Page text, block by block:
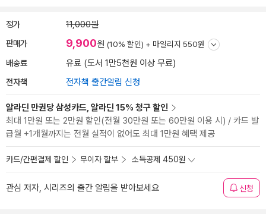
정가 11,000원
판매가 9,900원 (10% 할인) + 마일리지 550원
배송료 유료 (도서 1만5천원 이상 무료)
전자책 전자책 출간알림 신청
알라딘 만권당 삼성카드, 알라딘 15% 청구 할인
최대 1만원 또는 2만원 할인(전월 30만원 또는 60만원 이용 시) / 카드 발
급월 +1개월까지는 전월 실적이 없어도 최대 1만원 혜택 제공
카드/간편결제 할인 무이자 할부 소득공제 450원
관심 저자, 시리즈의 출간 알림을 받아보세요 신청